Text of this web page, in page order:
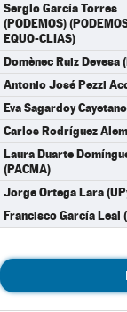
Sergio García Torres
(PODEMOS)
EQUO-CLIAS)
Domènec Ruiz Devesa
Antonio José Pezzi
Eva Sagardoy
Carlos Rodríguez
Laura Duarte
(PACMA)
Jorge Ortega Lara
Francisco García Leal